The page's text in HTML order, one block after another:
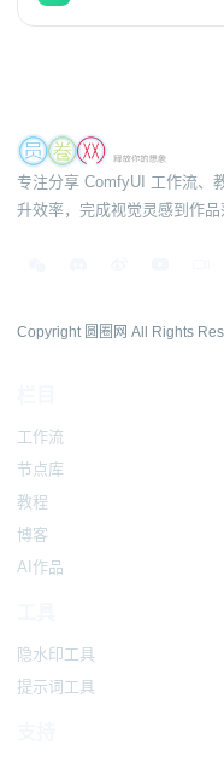
专注分享 ComfyUI 工作流、
升效率，完成视觉灵感到作品
Copyright 圆圈网 All Rights
工作流
节点库
教程
博客
AI作品
隐水印工具
提示词工具